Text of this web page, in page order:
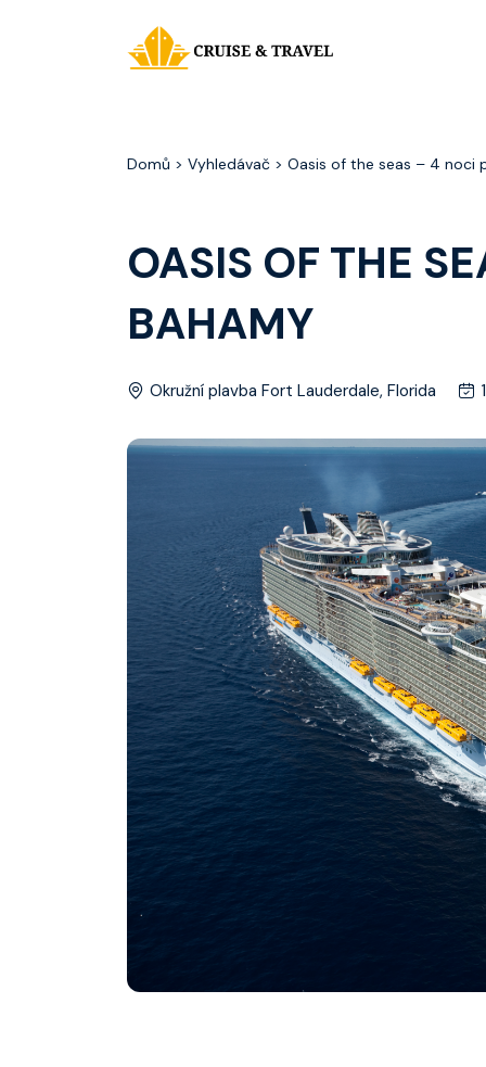
Domů > Vyhledávač > Oasis of the seas – 4
OASIS OF THE
BAHAMY
Okružní plavba Fort Lauderdale, Florida